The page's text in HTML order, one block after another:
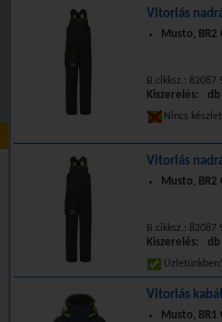
Vitorlás
Musto,
B.cikksz.: 82087
Kiszerelés: db
Nincs
Vitorlás
Musto,
B.cikksz.: 82087
Kiszerelés: db
Vitorlás
Musto, BR1